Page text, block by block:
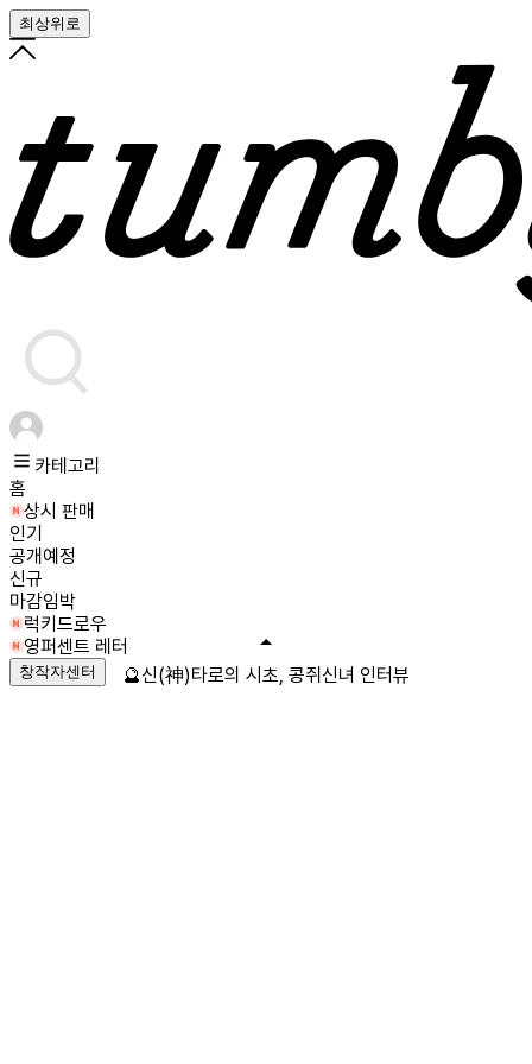
최상위로
카테고리
홈
상시 판매
인기
공개예정
신규
마감임박
럭키드로우
영퍼센트 레터
창작자센터 🔮신(神)타로의 시초, 콩쥐신녀 인터뷰